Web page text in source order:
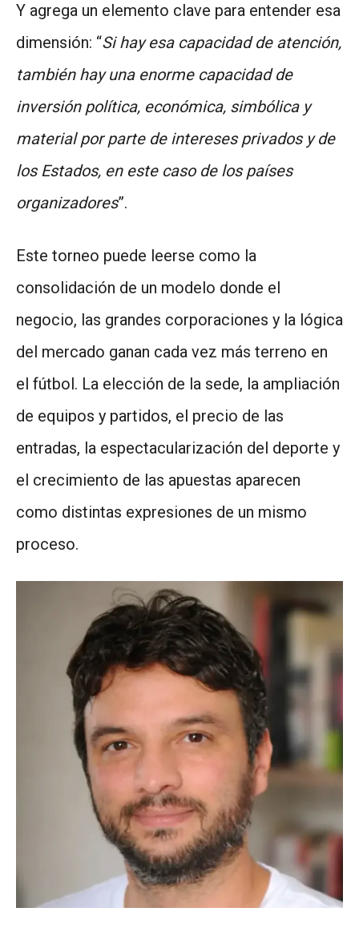
Y agrega un elemento clave para entender esa
dimensión: “Si hay esa capacidad de atención,
también hay una enorme capacidad de
inversión política, económica, simbólica y
material por parte de intereses privados y de
los Estados, en este caso de los países
organizadores”.
Este torneo puede leerse como la
consolidación de un modelo donde el
negocio, las grandes corporaciones y la lógica
del mercado ganan cada vez más terreno en
el fútbol. La elección de la sede, la ampliación
de equipos y partidos, el precio de las
entradas, la espectacularización del deporte y
el crecimiento de las apuestas aparecen
como distintas expresiones de un mismo
proceso.